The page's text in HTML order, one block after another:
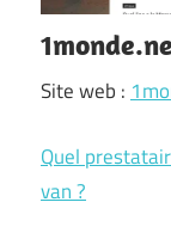
Site web :
Quel
van ?